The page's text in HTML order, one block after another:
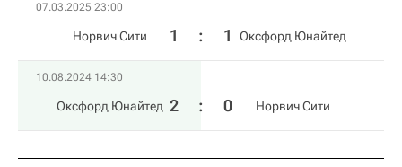
07.03.2025 23:00
Норвич Сити 1 : 1 Оксфорд Юнайтед
10.08.2024 14:30
Оксфорд Юнайтед 2 : 0 Норвич Сити